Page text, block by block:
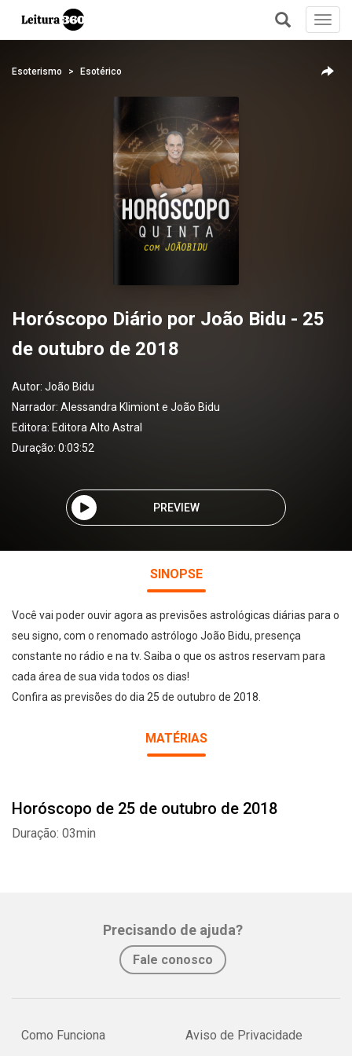
+
Esoterismo Esotérico
Horóscopo Diário por João Bidu - 25
de outubro de 2018
Autor: João Bidu
Narrador: Alessandra Klimiont e João Bidu
Editora: Editora Alto Astral
Duração: 0:03:52
PREVIEW
SINOPSE
Você vai poder ouvir agora as previsões astrológicas diárias para o
seu signo, com o renomado astrólogo João Bidu, presença
constante no rádio e na tv. Saiba o que os astros reservam para
cada área de sua vida todos os dias!
Confira as previsões do dia 25 de outubro de 2018.
MATÉRIAS
Horóscopo de 25 de outubro de 2018
Duração: 03min
Precisando de ajuda?
Fale conosco
Como Funciona Aviso de Privacidade
Whatsapp Facebook Twitter